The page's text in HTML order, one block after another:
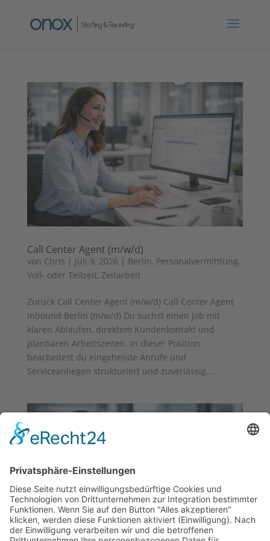
Call Center Agent (m/w/d)
von Chris | Juli 9, 2026 | Berlin, Personalvermittlung,
Voll- oder Teilzeit, Zeitarbeit
Zurück Call Center Agent (m/w/d) Call Center Agent
Inbound Berlin (m/w/d) Du suchst einen Job mit
klaren Abläufen, direktem Kundenkontakt und
planbaren Arbeitszeiten. In dieser Position
bearbeitest du eingehende Anrufe und
Serviceanliegen strukturiert und zuverlässig....